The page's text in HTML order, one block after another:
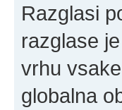
Razglasi
razglase
vrhu
globalna